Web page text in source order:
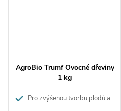
AgroBio Trumf Ovocné dřeviny
1 kg
Pro zvýšenou tvorbu plodů a